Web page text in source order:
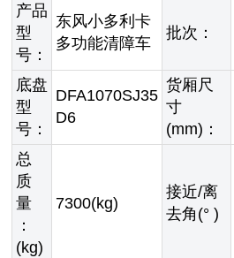
产品
型
号：
东风小多利卡
多功能清障车
批次：
底盘
型
号：
DFA1070SJ35
D6
货厢尺
寸
(mm)：
总
质
量
：
(kg)
7300(kg)
接近/离
去角(° )